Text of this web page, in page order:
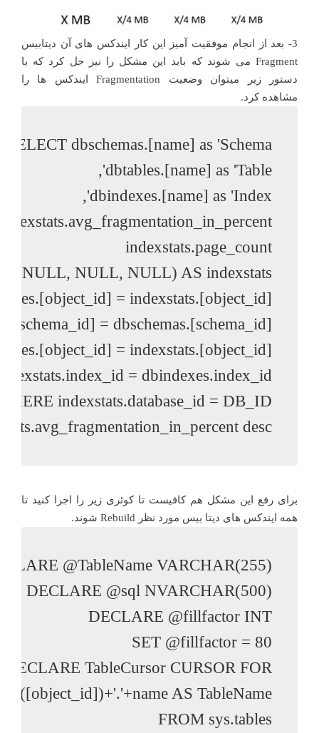
3- بعد از انجام موفقیت آمیز این کار ایندکس های آن دیتابیس
Fragment می شوند که باید این مشکل را نیز حل کرد که با
دستور زیر میتوان وضعیت Fragmentation ایندکس ها را
مشاهده کرد.
desc
برای رفع این مشکل هم کافیست تا کوئری زیر را اجرا کنید تا
همه ایندکس های دیتا بیس مورد نظر Rebuild شوند.